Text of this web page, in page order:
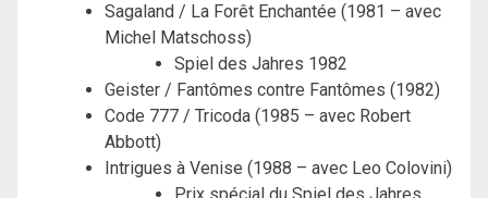
Sagaland / La Forêt Enchantée (1981 – avec
Michel Matschoss)
Spiel des Jahres 1982
Geister / Fantômes contre Fantômes (1982)
Code 777 / Tricoda (1985 – avec Robert
Abbott)
Intrigues à Venise (1988 – avec Leo Colovini)